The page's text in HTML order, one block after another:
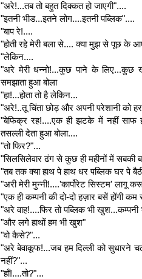
"अरे!...तब तो बहुत दिक्कत हो जाएगी"....
"इतनी भीड...इतने लोग....इतनी पब्लिक"....
"बाप रे!....
"होती रहे मेरी बला से.... क्या मुझ से पूछ के
"लेकिन....
"अरे मेरी धन्नो!...कुछ पाने के लिए...कुछ
समझाता हुआ बोला
"हा!...होता तो है लेकिन...
"अरे!..तू चिंता छोड़ और अपनी परेशानी को
"बेफिक्र रह!....एक ही झटके में नहीं साफ
तसल्ली देता हुआ बोला....
"तो फिर?"...
"सिलसिलेवार ढंग से कुछ ही महीनों में सबकी
"तब तक क्या हाथ पे हाथ धर पब्लिक घर पे
"अरी मेरी मुन्नी!....'कार्पोरेट सिस्टम' लागू
"एक ही कम्पनी की दो-दो हज़ार बसें होंगी
"अरे वाह!....फिर तो पब्लिक भी
"और लगे हाथों हम भी खुश"
"वो कैसे?"...
"अरे बेवाकूफ!...जब हम दिल्ली को सुधारने
नहीं?"...
"हाँ!....तो?"...